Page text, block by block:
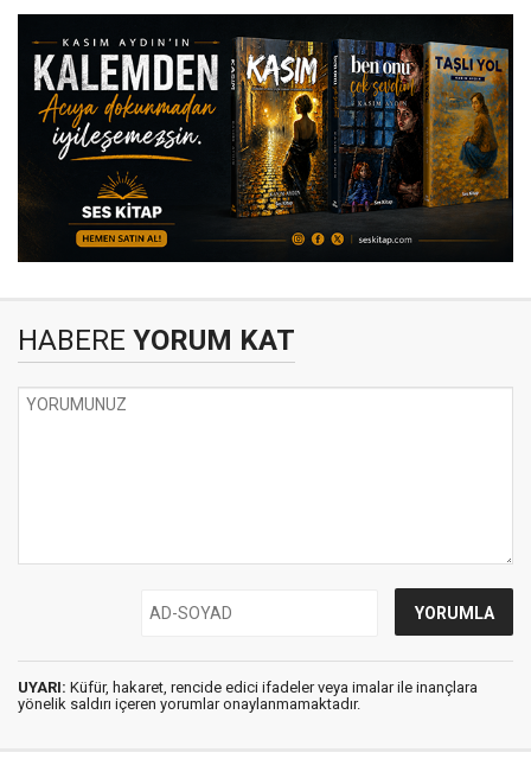
HABERE YORUM KAT
UYARI: Küfür, hakaret, rencide edici ifadeler veya imalar ile inançlara
yönelik saldırı içeren yorumlar onaylanmamaktadır.